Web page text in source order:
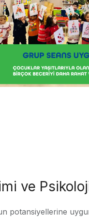
ve
potansiyellerine